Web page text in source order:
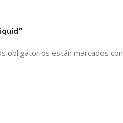
obligatorios están marcados con